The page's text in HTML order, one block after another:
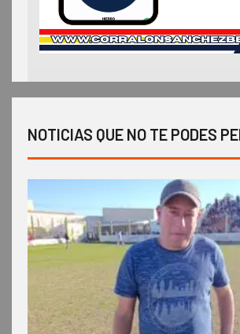
NOTICIAS QUE NO TE PODES